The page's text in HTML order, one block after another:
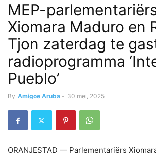
MEP-
Xiomara Maduro en
Tjon zaterdag te
radioprogramma
Pueblo’
By Amigoe Aruba - 30 mei, 2025
ORANJESTAD — Parlementariërs